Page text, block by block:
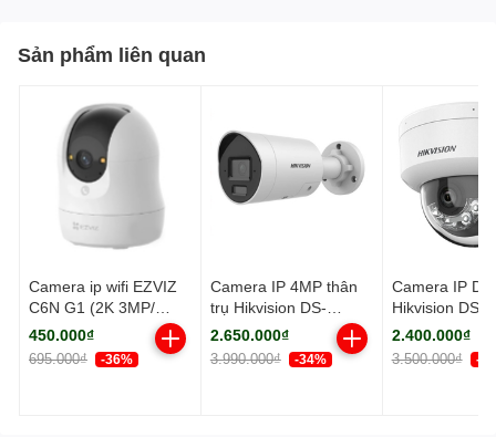
Sản phẩm liên quan
Camera ip wifi EZVIZ
C6N G1 (2K 3MP/
Quay quét)
450.000₫
695.000₫ -36%
Camera IP 4MP thân
trụ Hikvision DS-
2CD2043G2-LI2U
HUN 4mm
2.650.000₫
3.990.000₫ -34%
Camera IP
Hikvision DS-
2CD2123G2-
2.400.000₫
3.500.000₫ -